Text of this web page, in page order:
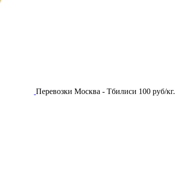
Перевозки Москва - Тбилиси 100 руб/кг.